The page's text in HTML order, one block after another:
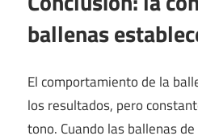
ballenas
El comportamiento de la
los resultados, pero
tono. Cuando las ballenas